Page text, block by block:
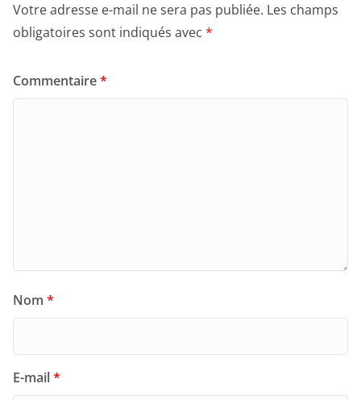
Votre adresse e-mail ne sera pas publiée. Les champs
obligatoires sont indiqués avec *
Commentaire*
Nom *
E-mail*